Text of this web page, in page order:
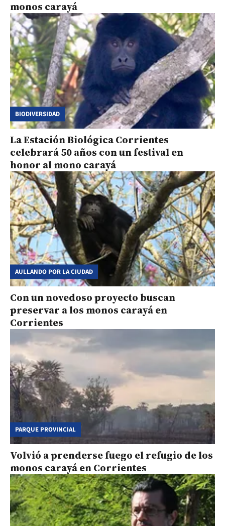
monos carayá
BIODIVERSIDAD
La Estación Biológica Corrientes
celebrará 50 años con un festival en
honor al mono carayá
AULLANDO POR LA CIUDAD
Con un novedoso proyecto buscan
preservar a los monos carayá en
Corrientes
PARQUE PROVINCIAL
Volvió a prenderse fuego el refugio de los
monos carayá en Corrientes